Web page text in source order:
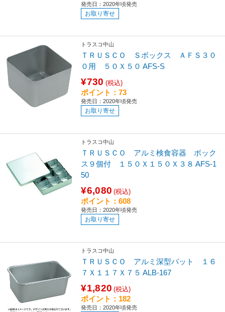
発売日：2020年頃発売
お取り寄せ
トラスコ中山
ＴＲＵＳＣＯ Ｓボックス ＡＦＳ３０
０用 ５０Ｘ５０ AFS-S
¥730 (税込)
ポイント：73
発売日：2020年頃発売
お取り寄せ
トラスコ中山
ＴＲＵＳＣＯ アルミ検食容器 ボック
ス９個付 １５０Ｘ１５０Ｘ３８ AFS-1
50
¥6,080 (税込)
ポイント：608
発売日：2020年頃発売
お取り寄せ
トラスコ中山
ＴＲＵＳＣＯ アルミ深型バット １６
７Ｘ１１７Ｘ７５ ALB-167
¥1,820 (税込)
ポイント：182
発売日：2020年頃発売